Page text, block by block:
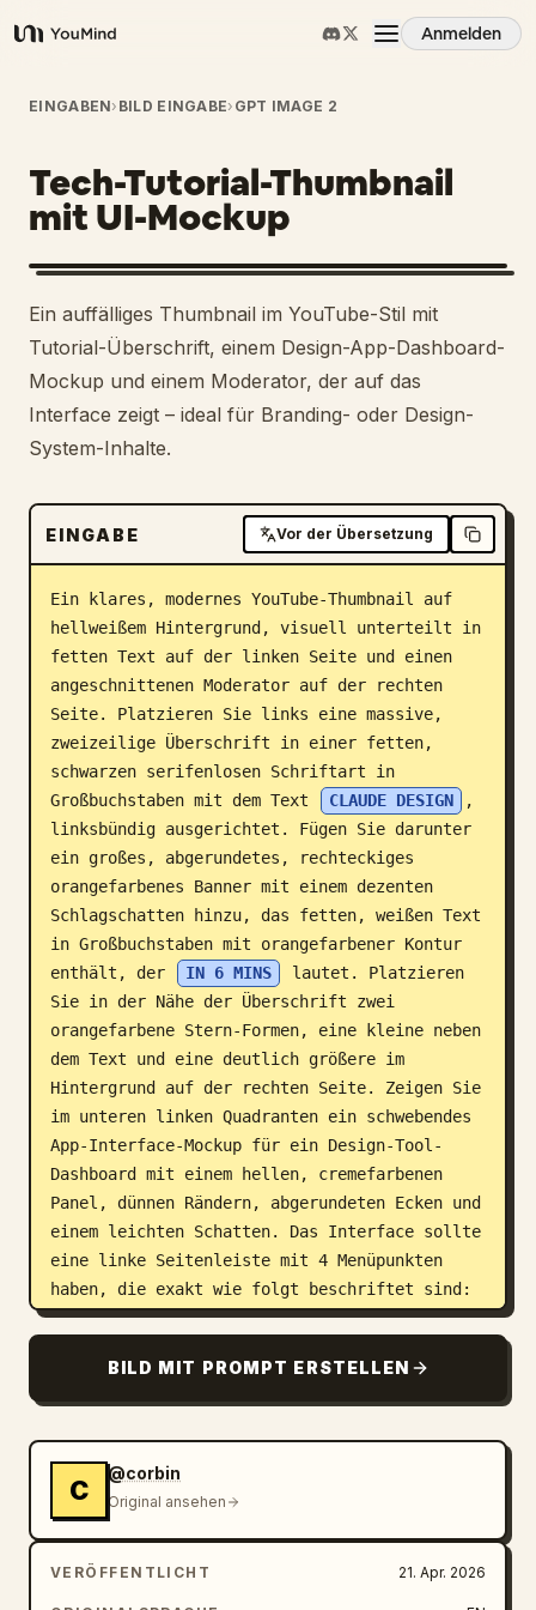
YouMind
Anmelden
Übersicht
Anwendungsfälle
Fähigkeiten
Prompts
Preise
Blog
Updates
EINGABEN› BILD EINGABE› GPT IMAGE 2
Tech-Tutorial-Thumbnail
mit UI-Mockup
Ein auffälliges Thumbnail im YouTube-Stil mit
Tutorial-Überschrift, einem Design-App-Dashboard-
Mockup und einem Moderator, der auf das
Interface zeigt – ideal für Branding- oder Design-
System-Inhalte.
EINGABE Vor der Übersetzung
Ein klares, modernes YouTube-Thumbnail auf
hellweißem Hintergrund, visuell unterteilt in
fetten Text auf der linken Seite und einen
angeschnittenen Moderator auf der rechten
Seite. Platzieren Sie links eine massive,
zweizeilige Überschrift in einer fetten,
schwarzen serifenlosen Schriftart in
Großbuchstaben mit dem Text
CLAUDE DESIGN
,
linksbündig ausgerichtet. Fügen Sie darunter
ein großes, abgerundetes, rechteckiges
orangefarbenes Banner mit einem dezenten
Schlagschatten hinzu, das fetten, weißen Text
in Großbuchstaben mit orangefarbener Kontur
enthält, der
IN 6 MINS
lautet. Platzieren
Sie in der Nähe der Überschrift zwei
orangefarbene Stern-Formen, eine kleine neben
dem Text und eine deutlich größere im
Hintergrund auf der rechten Seite. Zeigen Sie
im unteren linken Quadranten ein schwebendes
App-Interface-Mockup für ein Design-Tool-
Dashboard mit einem hellen, cremefarbenen
Panel, dünnen Rändern, abgerundeten Ecken und
einem leichten Schatten. Das Interface sollte
eine linke Seitenleiste mit 4 Menüpunkten
haben, die exakt wie folgt beschriftet sind:
"Recent", "Your designs", "Examples" und
Hauptpanels sollte "Recent" lauten und 3
Projektkarten in einem Raster enthalten, die
Design System", "Thumio Startup" und "Design
System". Zeigen Sie auf der rechten Hälfte
einen angeschnittenen, fotorealistischen
jungen Mann ab der Brust aufwärts, der einen
weißen Rollkragenpullover trägt, zerzaustes
hellbraunes Haar und einen leichten Bart hat
BILD MIT PROMPT ERSTELLEN
C
@corbin
Original ansehen
VERÖFFENTLICHT 21. Apr. 2026